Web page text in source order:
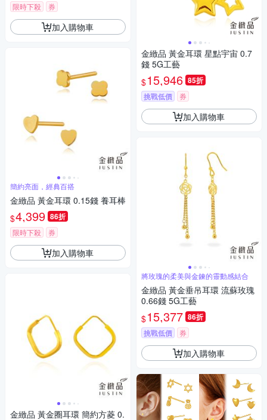
限時下殺 券
加入購物車
簡約亮面，經典百搭
金緻品 黃金耳環 0.15錢 養耳棒
$4,399 86折
限時下殺 券
加入購物車
金緻品 黃金圈耳環 簡約方菱 0.
金緻品 黃金耳環 星點宇宙 0.7
錢 5G工藝
$15,946 85折
挑戰低價 券
加入購物車
將玫瑰的柔美與金鍊的靈動感結合
金緻品 黃金垂吊耳環 流蘇玫瑰
0.66錢 5G工藝
$15,377 86折
挑戰低價 券
加入購物車